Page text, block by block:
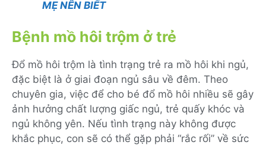
MẸ NÊN BIẾT
Bệnh mồ hôi trộm ở trẻ
Đổ mồ hôi trộm là tình trạng trẻ ra mồ hôi khi ngủ,
đặc biệt là ở giai đoạn ngủ sâu về đêm. Theo
chuyên gia, việc để cho bé đổ mồ hôi nhiều sẽ gây
ảnh hưởng chất lượng giấc ngủ, trẻ quấy khóc và
ngủ không yên. Nếu tình trạng này không được
khắc phục, con sẽ có thể gặp phải “rắc rối” về sức